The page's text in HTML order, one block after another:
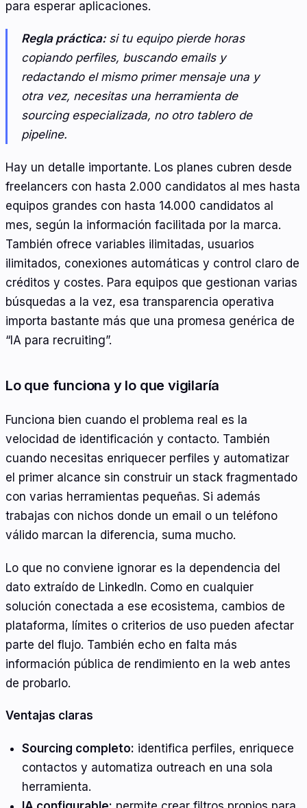
para esperar aplicaciones.
Regla práctica:si tu equipo pierde horas
copiando perfiles, buscando emails y
redactando el mismo primer mensaje una y
otra vez, necesitas una herramienta de
sourcing especializada, no otro tablero de
pipeline.
Hay un detalle importante. Los planes cubren desde
freelancers con hasta 2.000 candidatos al mes hasta
equipos grandes con hasta 14.000 candidatos al
mes, según la información facilitada por la marca.
También ofrece variables ilimitadas, usuarios
ilimitados, conexiones automáticas y control claro de
créditos y costes. Para equipos que gestionan varias
búsquedas a la vez, esa transparencia operativa
importa bastante más que una promesa genérica de
“IA para recruiting”.
Lo que funciona y lo que vigilaría
Funciona bien cuando el problema real es la
velocidad de identificación y contacto. También
cuando necesitas enriquecer perfiles y automatizar
el primer alcance sin construir un stack fragmentado
con varias herramientas pequeñas. Si además
trabajas con nichos donde un email o un teléfono
válido marcan la diferencia, suma mucho.
Lo que no conviene ignorar es la dependencia del
dato extraído de LinkedIn. Como en cualquier
solución conectada a ese ecosistema, cambios de
plataforma, límites o criterios de uso pueden afectar
parte del flujo. También echo en falta más
información pública de rendimiento en la web antes
de probarlo.
Ventajas claras
Sourcing completo: identifica perfiles, enriquece
contactos y automatiza outreach en una sola
herramienta.